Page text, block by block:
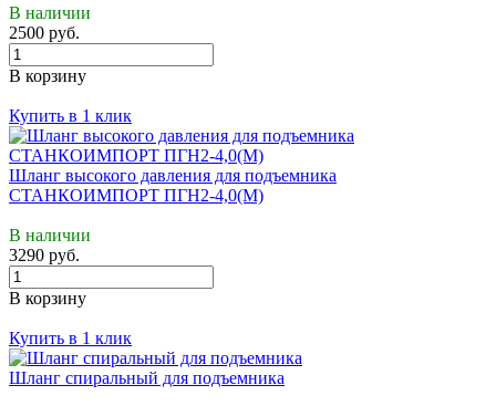
В наличии
2500 руб.
В корзину
Купить в 1 клик
Шланг высокого давления для подъемника
СТАНКОИМПОРТ ПГН2-4,0(М)
В наличии
3290 руб.
В корзину
Купить в 1 клик
Шланг спиральный для подъемника